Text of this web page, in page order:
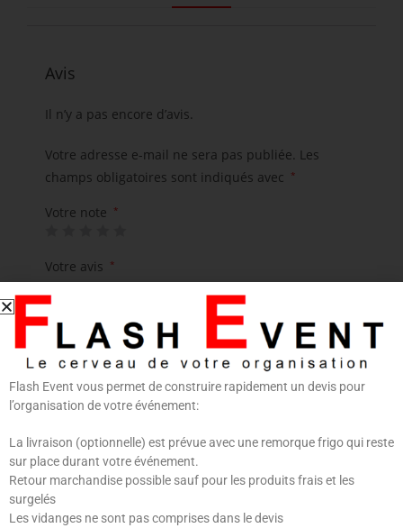
Avis
Il n’y a pas encore d’avis.
Votre adresse e-mail ne sera pas publiée.
Les
champs obligatoires sont indiqués avec
*
Votre note *
Votre avis *
Nom * E-mail *
Flash Event vous permet de construire rapidement un devis pour
l’organisation de votre événement:
La livraison (optionnelle) est prévue avec une remorque frigo qui reste
sur place durant votre événement.
Retour marchandise possible sauf pour les produits frais et les
surgelés
Les vidanges ne sont pas comprises dans le devis